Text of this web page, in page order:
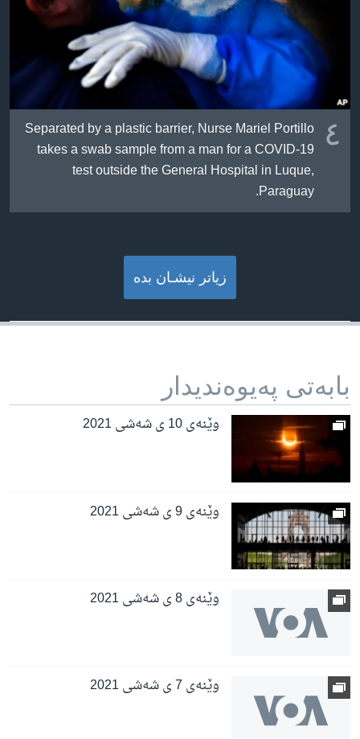
٤ Separated by a plastic barrier, Nurse Mariel Portillo
takes a swab sample from a man for a COVID-19
test outside the General Hospital in Luque,
Paraguay.
زیاتر نیشـان بده‌
بابه‌تی په‌یوه‌ندیدار
وێنەی 10 ی شەشی 2021
وێنەی 9 ی شەشی 2021
وێنەی 8 ی شەشی 2021
وێنەی 7 ی شەشی 2021